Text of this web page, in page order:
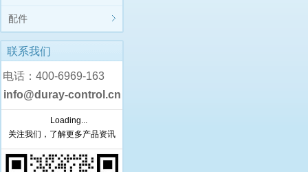
配件
联系我们
电话：400-6969-163
info@duray-control.cn
Loading...
关注我们，了解更多产品资讯